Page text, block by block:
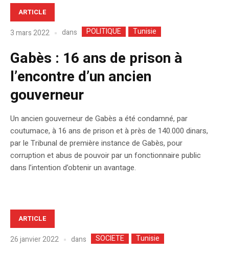
ARTICLE
3 mars 2022 dans POLITIQUE Tunisie
Gabès : 16 ans de prison à
l’encontre d’un ancien
gouverneur
Un ancien gouverneur de Gabès a été condamné, par
coutumace, à 16 ans de prison et à près de 140.000 dinars,
par le Tribunal de première instance de Gabès, pour
corruption et abus de pouvoir par un fonctionnaire public
dans l’intention d’obtenir un avantage.
ARTICLE
26 janvier 2022 dans SOCIETE Tunisie